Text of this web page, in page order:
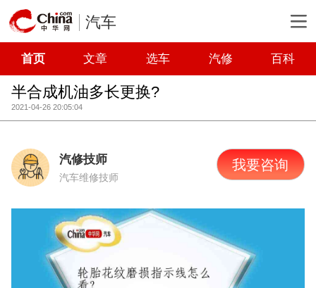
汽车
首页 文章 选车 汽修 百科
半合成机油多长更换?
2021-04-26 20:05:04
汽修技师
汽车维修技师
我要咨询